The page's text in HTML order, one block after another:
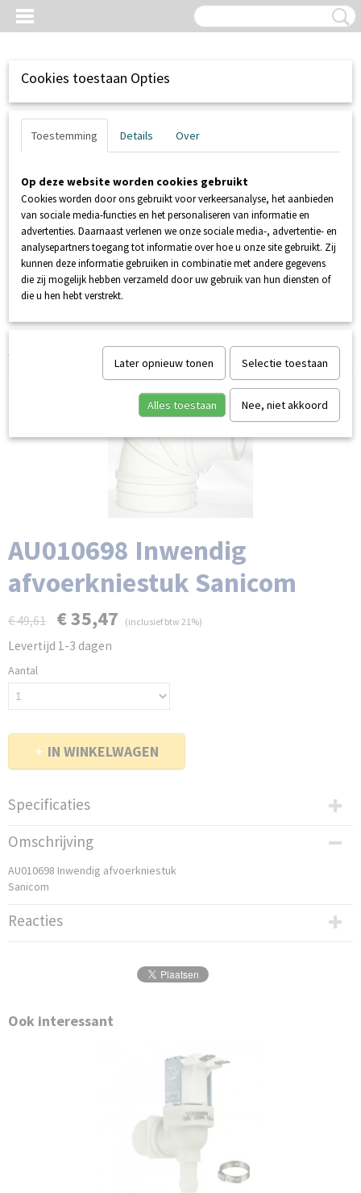
Inloggen Registreren
UW WINKELWAGEN
AU010698 Inwendig afvoerkniestuk Sanicom
AU010698 Inwendig
afvoerkniestuk Sanicom
€ 49,61 € 35,47 (inclusief btw 21%)
Levertijd 1-3 dagen
Aantal
IN WINKELWAGEN
Specificaties
Bruto gewicht
0,30 Kg
Omschrijving
AU010698 Inwendig afvoerkniestuk
Sanicom
Reacties
Ook interessant
Cookies toestaan Opties
Toestemming Details Over
Op deze website worden cookies gebruikt
Cookies worden door ons gebruikt voor verkeersanalyse, het aanbieden
van sociale media-functies en het personaliseren van informatie en
advertenties. Daarnaast verlenen we onze sociale media-, advertentie- en
analysepartners toegang tot informatie over hoe u onze site gebruikt. Zij
kunnen deze informatie gebruiken in combinatie met andere gegevens
die zij mogelijk hebben verzameld door uw gebruik van hun diensten of
die u hen hebt verstrekt.
Later opnieuw tonen Selectie toestaan
Alles toestaan Nee, niet akkoord